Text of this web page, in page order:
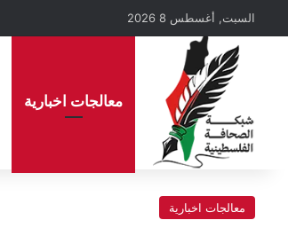
السبت, أغسطس 8 2026
معالجات اخبارية
معالجات اخبارية